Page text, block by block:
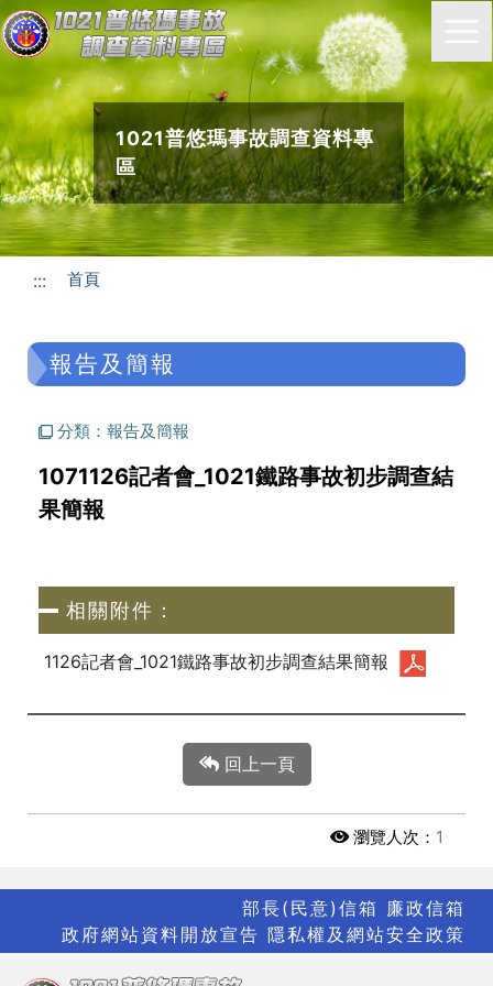
1021普悠瑪事故調查資料專
區
::: 首頁
報告及簡報
分類：報告及簡報
1071126記者會_1021鐵路事故初步調查結
果簡報
相關附件：
1126記者會_1021鐵路事故初步調查結果簡報
回上一頁
瀏覽人次： 1
部長(民意)信箱 廉政信箱
政府網站資料開放宣告 隱私權及網站安全政策